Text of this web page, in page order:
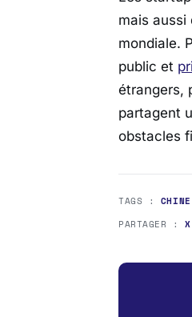
mais
mondiale.
public et
étrangers,
partagent
obstacles
TAGS : CHINE
PARTAGER :X